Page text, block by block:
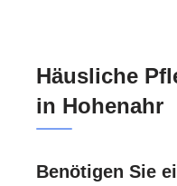
Häusliche
in Hohenahr
Benötigen Sie